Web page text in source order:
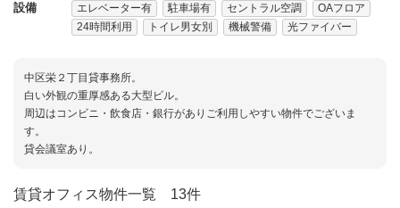
設備 エレベーター有 駐車場有 セントラル空調
OAフロア
24時間利用
トイレ男女別 機械警備 光ファイバー
中区栄２丁目貸事務所。
白い外観の重厚感ある大型ビル。
周辺はコンビニ・飲食店・銀行がありご利用しやすい物件でございま
す。
貸会議室あり。
賃貸オフィス物件一覧 13件